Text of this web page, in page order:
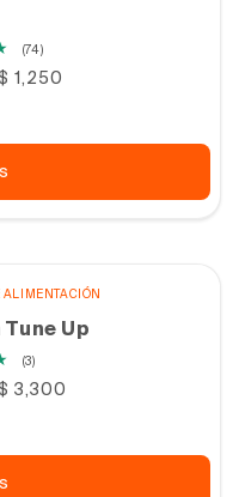
(74)74
totales
1,250
ALIMENTACIÓN
Up
(3)3
totales
3,300